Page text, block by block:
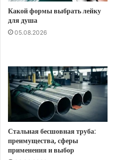
Какой формы выбрать лейку
для душа
05.08.2026
Стальная бесшовная труба:
преимущества, сферы
применения и выбор